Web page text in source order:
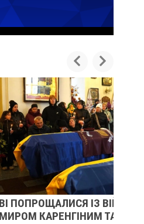
ІЗ ВІЙСЬКОВИМИ
ТА ОЛЕГОМ